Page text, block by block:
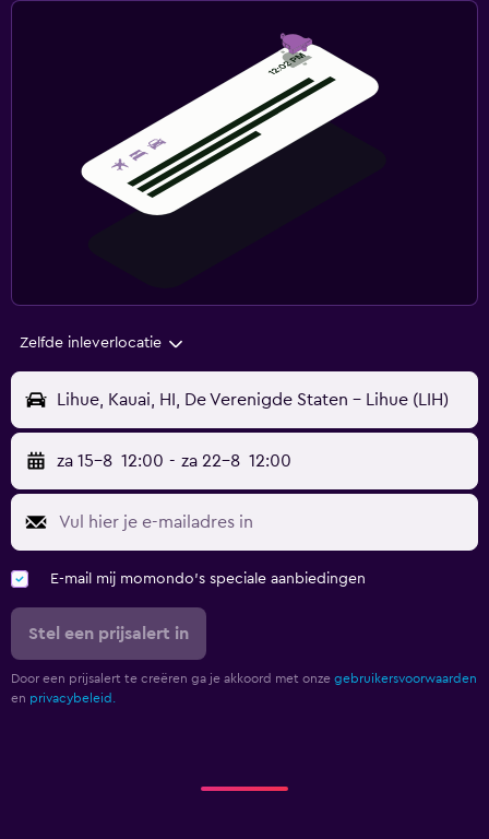
Zelfde inleverlocatie
Lihue, Kauai, HI, De Verenigde Staten - Lihue (LIH)
za 15-8 12:00 - za 22-8 12:00
E-mail mij momondo's speciale aanbiedingen
Stel een prijsalert in
Door een prijsalert te creëren ga je akkoord met onze gebruikersvoorwaarden
en privacybeleid.